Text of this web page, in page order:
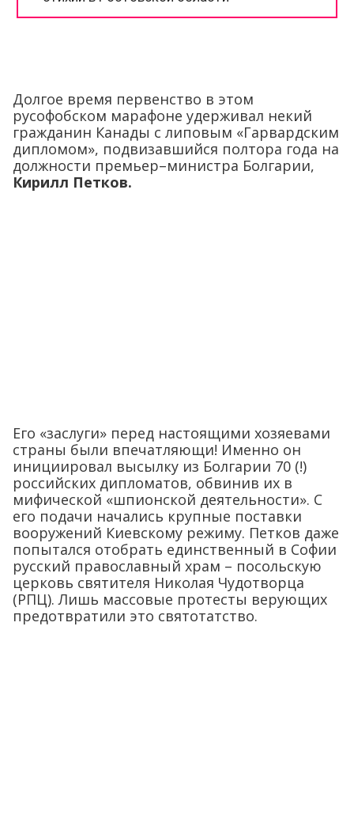
Долгое время первенство в этом
русофобском марафоне удерживал некий
гражданин Канады с липовым «Гарвардским
дипломом», подвизавшийся полтора года на
должности премьер–министра Болгарии,
Кирилл Петков.
Его «заслуги» перед настоящими хозяевами
страны были впечатляющи! Именно он
инициировал высылку из Болгарии 70 (!)
российских дипломатов, обвинив их в
мифической «шпионской деятельности». С
его подачи начались крупные поставки
вооружений Киевскому режиму. Петков даже
попытался отобрать единственный в Софии
русский православный храм – посольскую
церковь святителя Николая Чудотворца
(РПЦ). Лишь массовые протесты верующих
предотвратили это святотатство.